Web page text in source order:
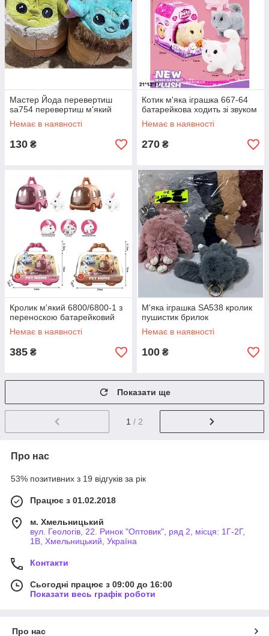
Мастер Йода перевертиш
sa754 перевертиш м'який
Немає в наявності
130 ₴
Котик м'яка іграшка 667-64
батарейкова ходить зі звуком
Немає в наявності
270 ₴
Кролик м'який 6800/6800-1 з
переноскою батарейковий
Немає в наявності
385 ₴
М'яка іграшка SA538 кролик
пушистик брилок
Немає в наявності
100 ₴
Показати ще
1 / 2
Про нас
53% позитивних з 19 відгуків за рік
Працює з 01.02.2018
м. Хмельницький
вул. Геологів, 22. Ринок "Оптовик", ряд 2, місця: 1Г-2Г,
1В, Хмельницький, Україна
Контакти
Сьогодні працює з 09:00 до 16:00
Показати весь графік роботи
Про нас